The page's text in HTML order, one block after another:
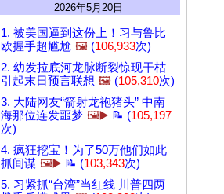
2026年5月20日
1. 被美国逼到这份上！习与鲁比
欧握手超尴尬 🖼️ (106,933次)
2. 幼发拉底河龙脉断裂惊现干枯
引起末日预言联想 🖼️ (105,310次)
3. 大陆网友“箭射龙袍猪头” 中南
海那位连发噩梦 🖼️▶️ 📝 (105,197
次)
4. 疯狂挖宝！为了50万他们如此
抓间谍 🖼️▶️ 📝 (103,343次)
5. 习紧抓“台湾”当红线 川普四两